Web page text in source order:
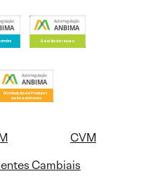
CVM
Cambiais